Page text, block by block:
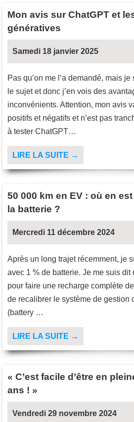
Mon avis sur ChatGPT et
génératives
Samedi 18 janvier 2025
Pas qu’on me l’a demandé, mais
le sujet et donc j’en vois des
inconvénients. Attention, mon avis
positifs et négatifs et n’est pas
à tester ChatGPT…
LIRE LA SUITE →
50 000 km en EV : où en
la batterie ?
Mercredi 11 décembre 2024
Après un long trajet récemment, je
avec 1 % de batterie. Je me suis dit
pour faire une recharge complète
de recalibrer le système de gestion
(battery …
LIRE LA SUITE →
« C’est facile d’être en
ans ! »
Vendredi 29 novembre 2024